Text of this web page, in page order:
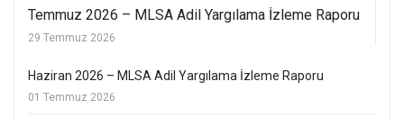
Temmuz 2026 – MLSA Adil Yargılama İzleme Raporu
29 Temmuz 2026
Haziran 2026 – MLSA Adil Yargılama İzleme Raporu
01 Temmuz 2026